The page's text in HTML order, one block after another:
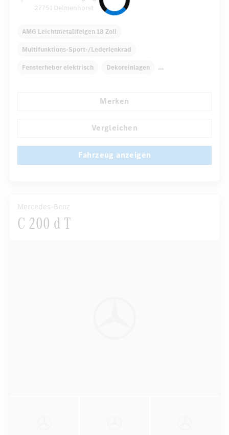
27751 Delmenhorst
AMG Leichtmetallfelgen 18 Zoll
Multifunktions-Sport-/Lederlenkrad
Fensterheber elektrisch Dekoreinlagen
Regensensor
Merken
Vergleichen
Fahrzeug anzeigen
Mercedes-Benz
C 200 d T